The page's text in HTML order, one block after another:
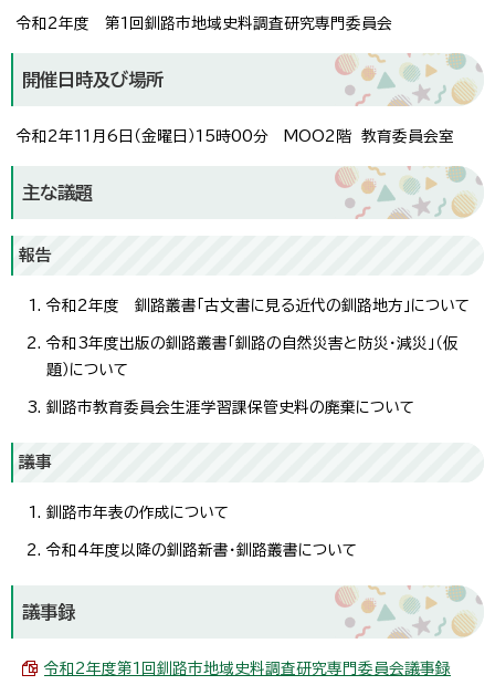
令和2年度 第1回釧路市地域史料調査研究専門委員会
開催日時及び場所
令和2年11月6日（金曜日）15時00分 MOO2階 教育委員会室
主な議題
報告
令和2年度 釧路叢書「古文書に見る近代の釧路地方」について
令和3年度出版の釧路叢書「釧路の自然災害と防災・減災」（仮
題）について
釧路市教育委員会生涯学習課保管史料の廃棄について
議事
釧路市年表の作成について
令和4年度以降の釧路新書・釧路叢書について
議事録
令和2年度第1回釧路市地域史料調査研究専門委員会議事録